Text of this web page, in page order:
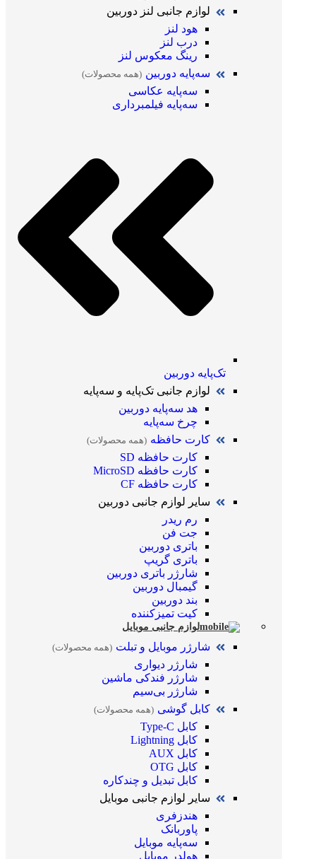
لوازم جانبی لنز دوربین
هود لنز
درب لنز
رینگ معکوس لنز
سه‌پایه دوربین (همه محصولات)
سه‌پایه عکاسی
سه‌پایه فیلمبرداری
تک‌پایه دوربین
لوازم جانبی تک‌پایه و سه‌پایه
هد سه‌پایه دوربین
چرخ سه‌پایه
کارت حافظه (همه محصولات)
کارت حافظه SD
کارت حافظه MicroSD
کارت حافظه CF
سایر لوازم جانبی دوربین
رم ریدر
جت فن
باتری دوربین
باتری گریپ
شارژر باتری دوربین
گیمبال دوربین
بند دوربین
کیت تمیز‌کننده
لوازم جانبی موبایل
شارژر موبایل و تبلت (همه محصولات)
شارژر دیواری
شارژر فندکی ماشین
شارژر بی‌سیم
کابل گوشی (همه محصولات)
کابل Type-C
کابل Lightning
کابل AUX
کابل OTG
کابل تبدیل و چندکاره
سایر لوازم جانبی موبایل
هندزفری
پاوربانک
سه‌پایه موبایل
هولدر موبایل